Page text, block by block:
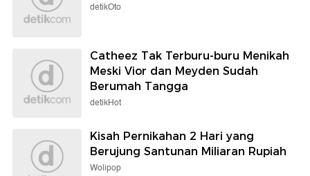
detikOto
Catheez Tak Terburu-buru Menikah
Meski Vior dan Meyden Sudah
Berumah Tangga
detikHot
Kisah Pernikahan 2 Hari yang
Berujung Santunan Miliaran Rupiah
Wolipop